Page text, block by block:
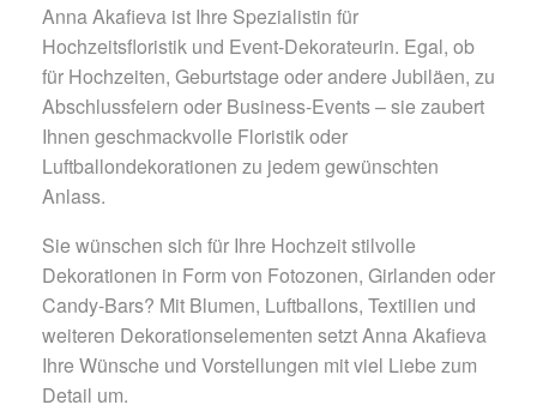
Anna Akafieva ist Ihre Spezialistin für
Hochzeitsfloristik und Event-Dekorateurin. Egal, ob
für Hochzeiten, Geburtstage oder andere Jubiläen, zu
Abschlussfeiern oder Business-Events – sie zaubert
Ihnen geschmackvolle Floristik oder
Luftballondekorationen zu jedem gewünschten
Anlass.
Sie wünschen sich für Ihre Hochzeit stilvolle
Dekorationen in Form von Fotozonen, Girlanden oder
Candy-Bars? Mit Blumen, Luftballons, Textilien und
weiteren Dekorationselementen setzt Anna Akafieva
Ihre Wünsche und Vorstellungen mit viel Liebe zum
Detail um.